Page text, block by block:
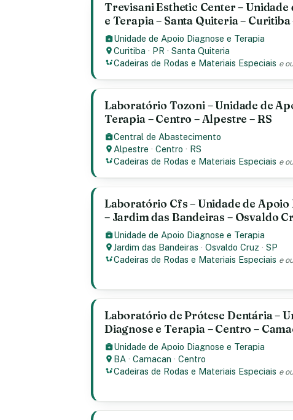
Trevisani Esthetic Center – Unidade
e Terapia – Santa Quiteria – Curitiba
Unidade de Apoio Diagnose e Terapia
Curitiba · PR ·Santa Quiteria
Cadeiras de Rodas e Materiais Especiais e
Laboratório Tozoni – Unidade de
Terapia – Centro – Alpestre – RS
Central de Abastecimento
Alpestre ·Centro · RS
Cadeiras de Rodas e Materiais Especiais e
Laboratório Cfs – Unidade de Apoio
– Jardim das Bandeiras – Osvaldo
Unidade de Apoio Diagnose e Terapia
Jardim das Bandeiras ·Osvaldo Cruz ·SP
Cadeiras de Rodas e Materiais Especiais e
Laboratório de Prótese Dentária –
Diagnose e Terapia – Centro –
Unidade de Apoio Diagnose e Terapia
BA ·Camacan ·Centro
Cadeiras de Rodas e Materiais Especiais e